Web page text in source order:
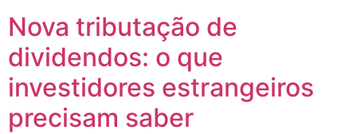
Nova tributação de
dividendos: o que
investidores estrangeiros
precisam saber